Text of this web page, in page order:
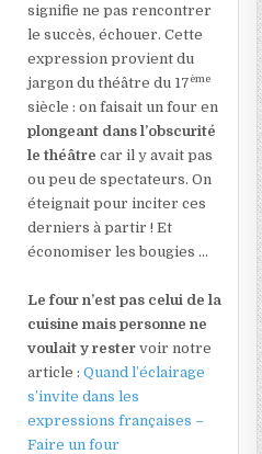
signifie ne pas rencontrer
le succès, échouer. Cette
expression provient du
jargon du théâtre du 17ème
siècle : on faisait un four en
plongeant dans l’obscurité
le théâtre car il y avait pas
ou peu de spectateurs. On
éteignait pour inciter ces
derniers à partir ! Et
économiser les bougies …
Le four n’est pas celui de la
cuisine mais personne ne
voulait y rester voir notre
article :Quand l’éclairage
s’invite dans les
expressions françaises –
Faire un four